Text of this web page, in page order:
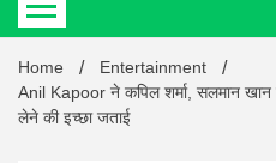
Home
Entertainment
Anil Kapoor ने कपिल शर्मा, सलमान
लेने की इच्छा जताई